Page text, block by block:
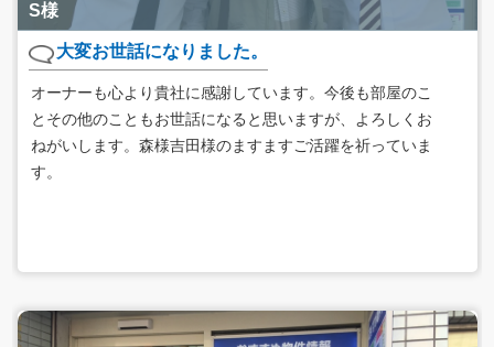
S様
大変お世話になりました。
オーナーも心より貴社に感謝しています。今後も部屋のこ
とその他のこともお世話になると思いますが、よろしくお
ねがいします。森様吉田様のますますご活躍を祈っていま
す。